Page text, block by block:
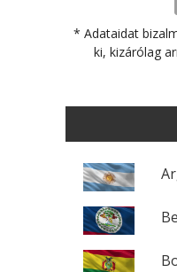
* Adataidat
ki, kizárólag